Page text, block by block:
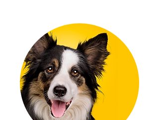
mascota como ellos se
merecen
Costo de Envío:
Envío gratis para compras de
$1,500 pesos o más; para
compras de menor cantidad, el
envío tiene un costo de $250